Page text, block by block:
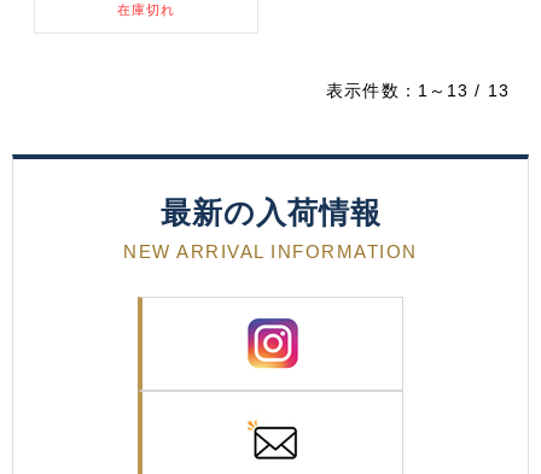
在庫切れ
表示件数：1～13 / 13
最新の入荷情報
NEW ARRIVAL INFORMATION